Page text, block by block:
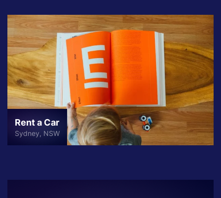
Rent a Car
Sydney, NSW